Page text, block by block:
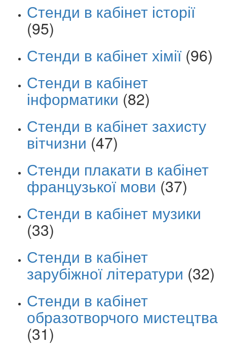
Стенди в кабінет історії
(95)
Стенди в кабінет хімії (96)
Стенди в кабінет
інформатики (82)
Стенди в кабінет захисту
вітчизни (47)
Стенди плакати в кабінет
французької мови (37)
Стенди в кабінет музики
(33)
Стенди в кабінет
зарубіжної літератури (32)
Стенди в кабінет
образотворчого мистецтва
(31)